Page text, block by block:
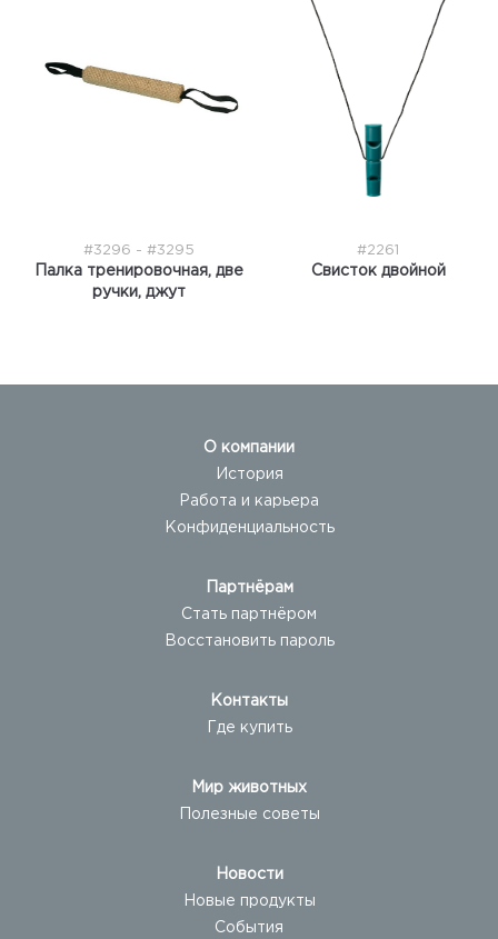
#3296 - #3295
Палка тренировочная, две
ручки, джут
#2261
Свисток двойной
О компании
История
Работа и карьера
Конфиденциальность
Партнёрам
Стать партнёром
Восстановить пароль
Контакты
Где купить
Мир животных
Полезные советы
Новости
Новые продукты
События